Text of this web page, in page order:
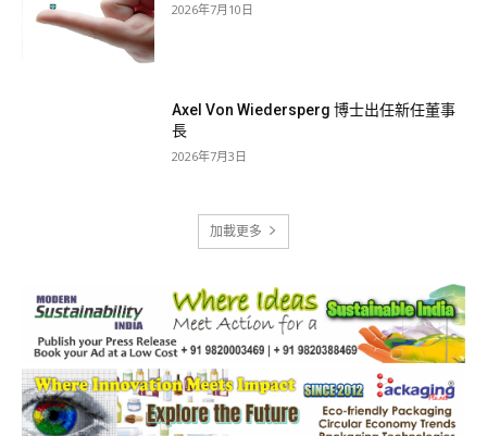
2026年7月10日
Axel Von Wiedersperg 博士出任新任董事
長
2026年7月3日
加載更多